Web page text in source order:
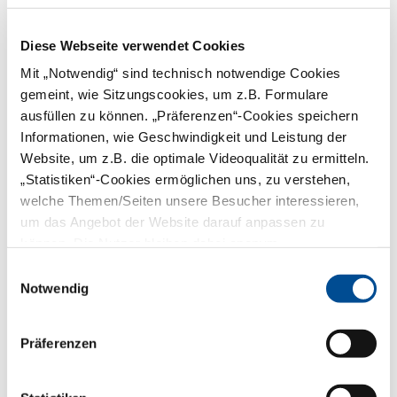
Diese Webseite verwendet Cookies
Mit „Notwendig“ sind technisch notwendige Cookies
gemeint, wie Sitzungscookies, um z.B. Formulare
ausfüllen zu können. „Präferenzen“-Cookies speichern
Informationen, wie Geschwindigkeit und Leistung der
Website, um z.B. die optimale Videoqualität zu ermitteln.
„Statistiken“-Cookies ermöglichen uns, zu verstehen,
welche Themen/Seiten unsere Besucher interessieren,
um das Angebot der Website darauf anpassen zu
Notwendig
Präferenzen
haben.
Marina Eder
Frau Eder, wie sind Sie zum Beruf ZFA
gekommen?
Eder:Ich habe einen qualifizierten
gerade eröffnet hatte. Ich wurde
Jahre in der Praxis. Ich kann jeden Tag